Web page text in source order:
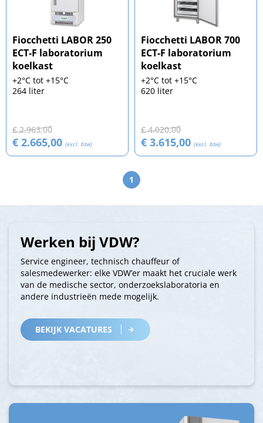
Fiocchetti LABOR 250
ECT-F laboratorium
koelkast
+2°C tot +15°C
264 liter
€ 2.963,00
€ 2.665,00 (excl. btw)
Fiocchetti LABOR 700
ECT-F laboratorium
koelkast
+2°C tot +15°C
620 liter
€ 4.020,00
€ 3.615,00 (excl. btw)
1
Werken bij VDW?
Service engineer, technisch chauffeur of
salesmedewerker: elke VDW’er maakt het cruciale werk
van de medische sector, onderzoekslaboratoria en
andere industrieën mede mogelijk.
BEKIJK VACATURES